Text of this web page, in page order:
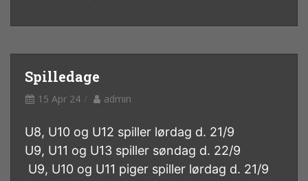
Spilledage
15 Apr 24 admin
U8, U10 og U12 spiller lørdag d. 21/9
U9, U11 og U13 spiller søndag d. 22/9
U9, U10 og U11 piger spiller lørdag d. 21/9